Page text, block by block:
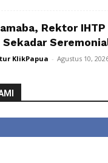
Rektor
Sekadar
KlikPapua - Agustus 10,